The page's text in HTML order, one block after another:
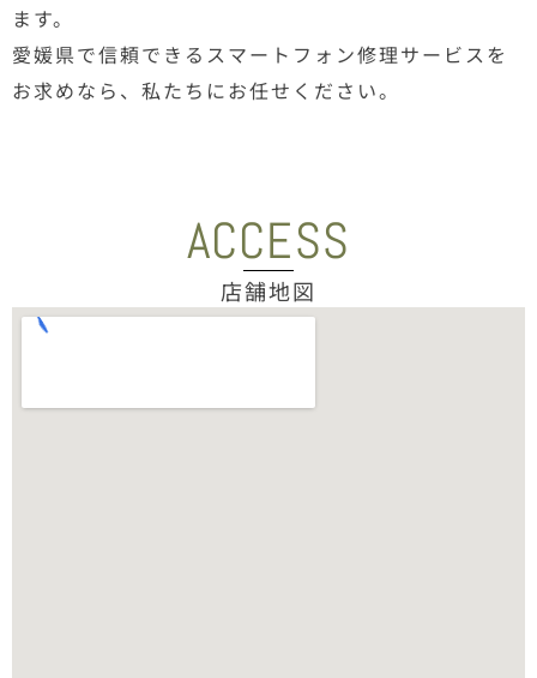
ます。
愛媛県で信頼できるスマートフォン修理サービスを
お求めなら、私たちにお任せください。
ACCESS
店舗地図